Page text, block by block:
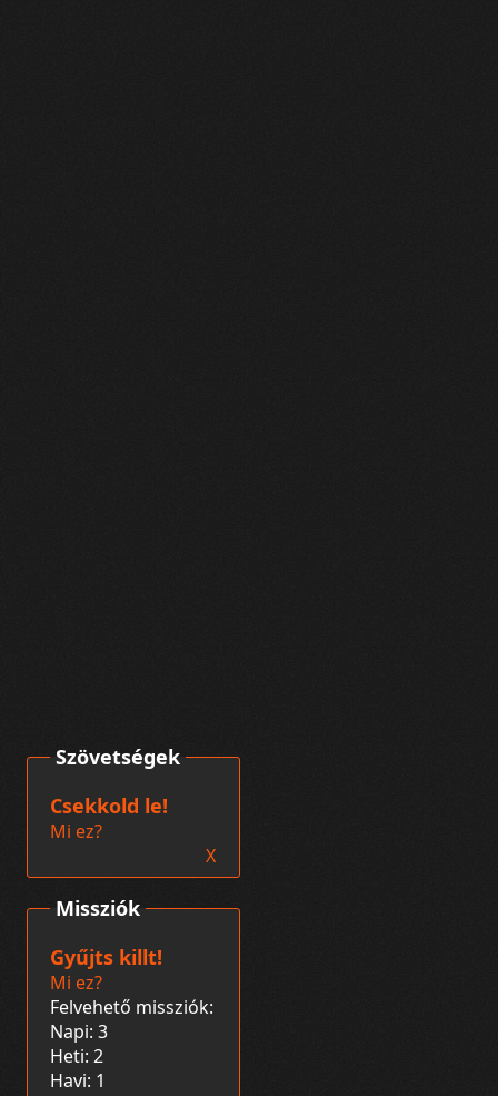
Missziók
Gyűjts killt!
Mi ez?
Felvehető missziók:
Napi: 3
Heti: 2
Havi: 1
Szövetségek
Csekkold le!
Mi ez?
X